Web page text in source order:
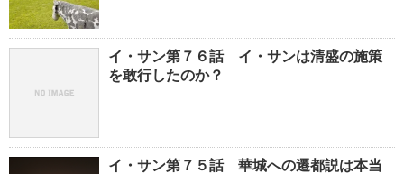
イ・サン第７６話 イ・サンは清盛の施策
を敢行したのか？
イ・サン第７５話 華城への遷都説は本当